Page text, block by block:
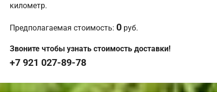
километр.
Предполагаемая стоимость: 0 руб.
Звоните чтобы узнать стоимость доставки!
+7 921 027-89-78